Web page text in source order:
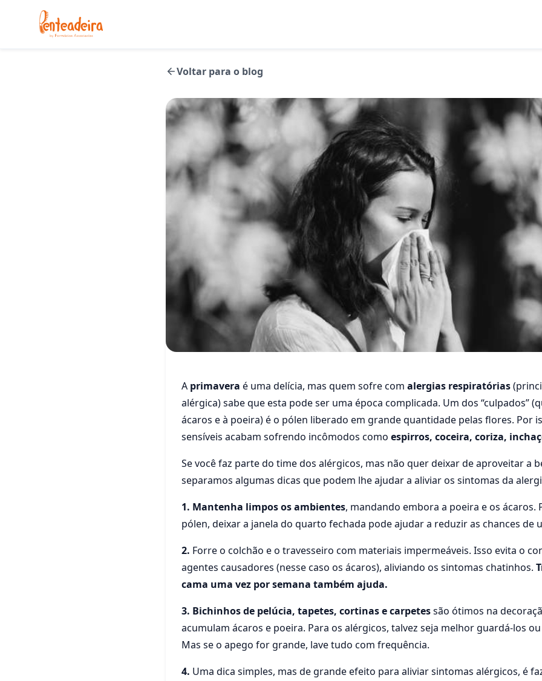
Voltar para o blog
CINCO TRUQUES PARA
SINTOMAS ALÉRGICOS NA
A primavera é uma delícia, mas quem sofre com alergias respiratórias
alérgica) sabe que esta pode ser uma época complicada. Um dos “culpados”
ácaros e à poeira) é o pólen liberado em grande quantidade pelas flores. Por
sensíveis acabam sofrendo incômodos como espirros, coceira, coriza,
Se você faz parte do time dos alérgicos, mas não quer deixar de aproveitar a
separamos algumas dicas que podem lhe ajudar a aliviar os sintomas da
1. Mantenha limpos os ambientes, mandando embora a poeira e os ácaros.
pólen, deixar a janela do quarto fechada pode ajudar a reduzir as chances de
2. Forre o colchão e o travesseiro com materiais impermeáveis. Isso evita o
agentes causadores (nesse caso os ácaros), aliviando os sintomas chatinhos.
cama uma vez por semana também ajuda.
3. Bichinhos de pelúcia, tapetes, cortinas e carpetessão ótimos na
acumulam ácaros e poeira. Para os alérgicos, talvez seja melhor guardá-los
Mas se o apego for grande, lave tudo com frequência.
4. Uma dica simples, mas de grande efeito para aliviar sintomas alérgicos, é